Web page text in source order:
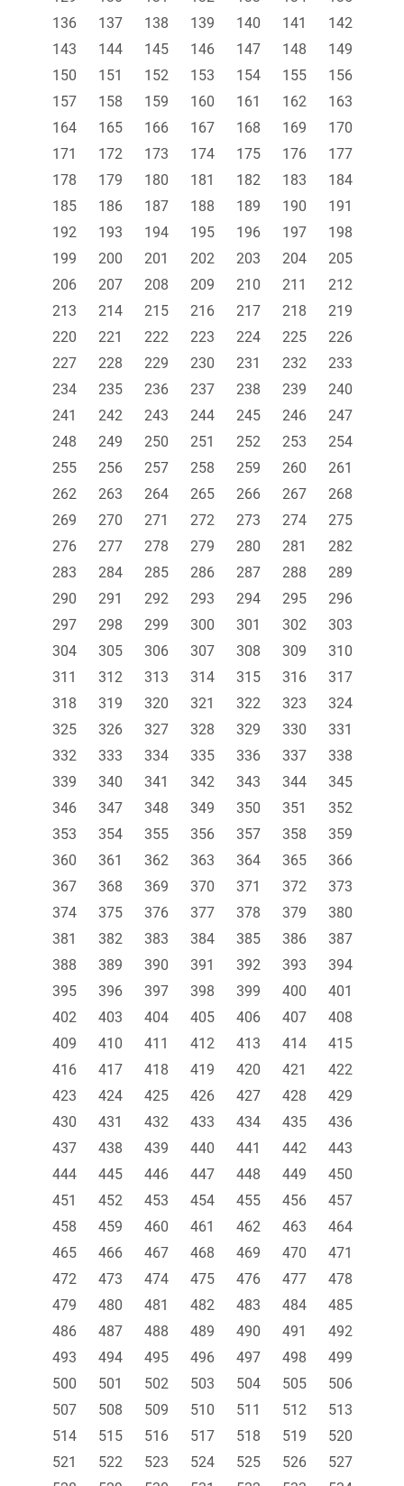
136
137 138 139 140 141
142
143
144 145 146 147 148
149
150
151 152 153 154 155
156
157
158 159 160 161 162
163
164
165 166 167 168 169
170
171
172 173 174 175 176
177
178
179 180 181 182 183
184
185
186 187 188 189 190
191
192
193 194 195 196 197
198
199
200 201 202 203 204
205
206
207 208 209 210 211
212
213
214 215 216 217 218
219
220
221 222 223 224 225
226
227
228 229 230 231 232
233
234
235 236 237 238 239
240
241
242 243 244 245 246
247
248
249 250 251 252 253
254
255
256 257 258 259 260
261
262
263 264 265 266 267
268
269
270 271 272 273 274
275
276
277 278 279 280 281
282
283
284 285 286 287 288
289
290
291 292 293 294 295
296
297
298 299 300 301 302
303
304
305 306 307 308 309
310
311
312 313 314 315 316
317
318
319 320 321 322 323
324
325
326 327 328 329 330
331
332
333 334 335 336 337
338
339
340 341 342 343 344
345
346
347 348 349 350 351
352
353
354 355 356 357 358
359
360
361 362 363 364 365
366
367
368 369 370 371 372
373
374
375 376 377 378 379
380
381
382 383 384 385 386
387
388
389 390 391 392 393
394
395
396 397 398 399 400
401
402
403 404 405 406 407
408
409
410 411 412 413 414
415
416
417 418 419 420 421
422
423
424 425 426 427 428
429
430
431 432 433 434 435
436
437
438 439 440 441 442
443
444
445 446 447 448 449
450
451
452 453 454 455 456
457
458
459 460 461 462 463
464
465
466 467 468 469 470
471
472
473 474 475 476 477
478
479
480 481 482 483 484
485
486
487 488 489 490 491
492
493
494 495 496 497 498
499
500
501 502 503 504 505
506
507
508 509 510 511 512
513
514
515 516 517 518 519
520
521
522 523 524 525 526
527